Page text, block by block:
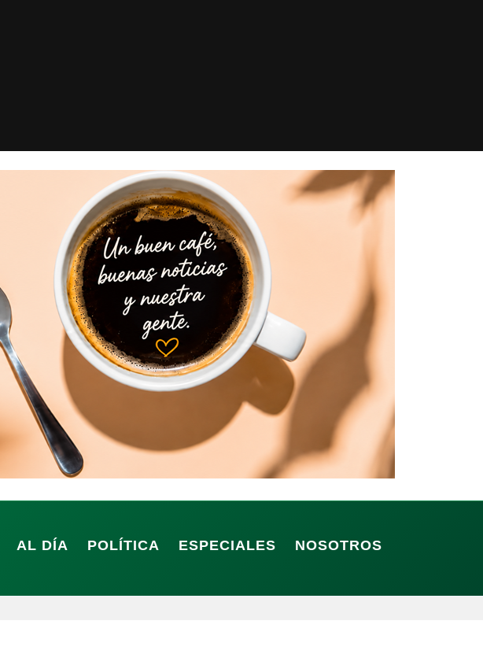
AL DÍA POLÍTICA ESPECIALES
NOSOTROS